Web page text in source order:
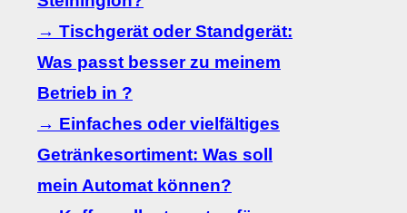
→ Tischgerät oder Standgerät:
Was passt besser zu meinem
Betrieb in ?
→ Einfaches oder vielfältiges
Getränkesortiment: Was soll
mein Automat können?